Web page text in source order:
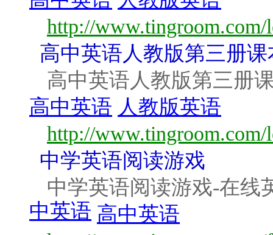
http://www.tingroom.com/
高中英语人教版第三册
高中英语人教版第三册
高中英语 人教版英语
http://www.tingroom.com/
中学英语阅读游戏
中学英语阅读游戏-在线
中英语 高中英语